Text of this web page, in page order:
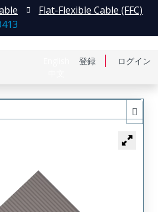
登録 ログイン
Flat-Flexible Cable (FFC)